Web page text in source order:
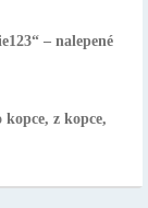
– nalepené
z kopce,